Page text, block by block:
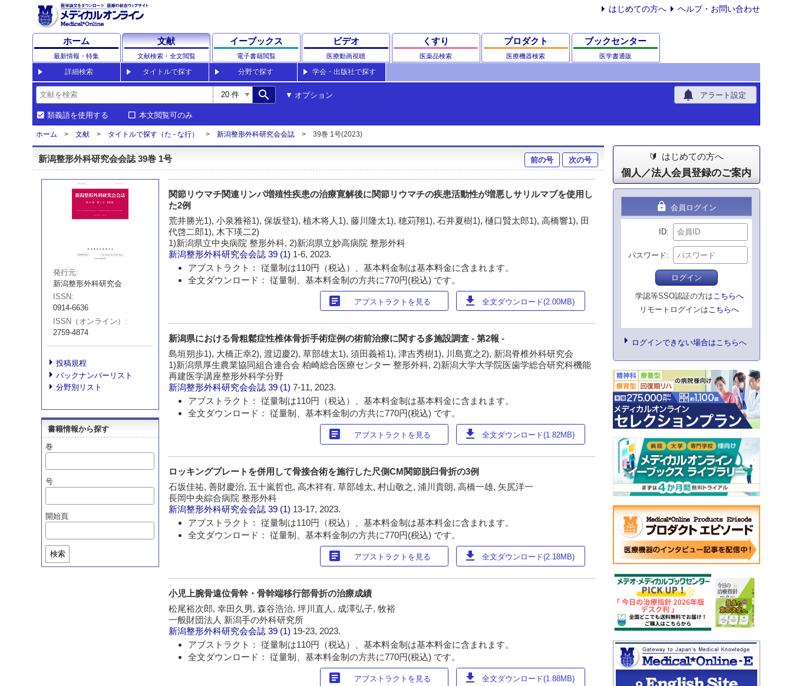
はじめての方へ ヘルプ・お問い合わせ
ホーム
最新情報・特集
文献
文献検索・全文閲覧
イーブックス
電子書籍閲覧
ビデオ
医療動画視聴
くすり
医薬品検索
プロダクト
医療機器検索
ブックセンター
医学書通販
詳細検索 タイトルで探す 分野で探す 学会・出版社で探す
search オプション notifications アラート設定
類義語を使用する 本文閲覧可のみ
ホーム 文献 タイトルで探す（た - な行） 新潟整形外科研究会会誌 39巻 1号(2023)
新潟整形外科研究会会誌 39巻 1号 前の号 次の号
発行元
新潟整形外科研究会
ISSN
0914-6636
ISSN（オンライン）
2759-4874
投稿規程
バックナンバーリスト
分野別リスト
書籍情報から探す
巻
号
開始頁
検索
関節リウマチ関連リンパ増殖性疾患の治療寛解後に関節リウマチの疾患活動性が増悪しサリルマブを使用し
た2例
荒井勝光1), 小泉雅裕1), 保坂登1), 植木将人1), 藤川隆太1), 穂苅翔1), 石井夏樹1), 樋口賢太郎1), 高橋響1), 田
代啓二郎1), 木下瑛二2)
1)新潟県立中央病院 整形外科, 2)新潟県立妙高病院 整形外科
新潟整形外科研究会会誌 39 (1) 1-6, 2023.
アブストラクト： 従量制は110円（税込）、基本料金制は基本料金に含まれます。
全文ダウンロード： 従量制、基本料金制の方共に770円(税込) です。
article アブストラクトを見る download 全文ダウンロード(2.00MB)
新潟県における骨粗鬆症性椎体骨折手術症例の術前治療に関する多施設調査 - 第2報 -
島垣朔歩1), 大橋正幸2), 渡辺慶2), 草部雄太1), 須田義裕1), 津吉秀樹1), 川島寛之2), 新潟脊椎外科研究会
1)新潟県厚生農業協同組合連合会 柏崎総合医療センター 整形外科, 2)新潟大学大学院医歯学総合研究科機能
再建医学講座整形外科学分野
新潟整形外科研究会会誌 39 (1)7-11, 2023.
アブストラクト： 従量制は110円（税込）、基本料金制は基本料金に含まれます。
全文ダウンロード： 従量制、基本料金制の方共に770円(税込) です。
article アブストラクトを見る download 全文ダウンロード(1.82MB)
ロッキングプレートを併用して骨接合術を施行した尺側CM関節脱臼骨折の3例
石坂佳祐, 善財慶治, 五十嵐哲也, 高木祥有, 草部雄太, 村山敬之, 浦川貴朗, 高橋一雄, 矢尻洋一
長岡中央綜合病院 整形外科
新潟整形外科研究会会誌 39 (1) 13-17, 2023.
アブストラクト： 従量制は110円（税込）、基本料金制は基本料金に含まれます。
全文ダウンロード： 従量制、基本料金制の方共に770円(税込) です。
article アブストラクトを見る download 全文ダウンロード(2.18MB)
小児上腕骨遠位骨幹・骨幹端移行部骨折の治療成績
松尾裕次郎, 幸田久男, 森谷浩治, 坪川直人, 成澤弘子, 牧裕
一般財団法人 新潟手の外科研究所
新潟整形外科研究会会誌 39 (1) 19-23, 2023.
アブストラクト： 従量制は110円（税込）、基本料金制は基本料金に含まれます。
全文ダウンロード： 従量制、基本料金制の方共に770円(税込) です。
article アブストラクトを見る download 全文ダウンロード(1.88MB)
はじめての方へ
個人／法人会員登録のご案内
lock 会員ログイン
ID
パスワード
ログイン
学認等SSO認証の方はこちらへ
リモートログインはこちらへ
ログインできない場合はこちらへ